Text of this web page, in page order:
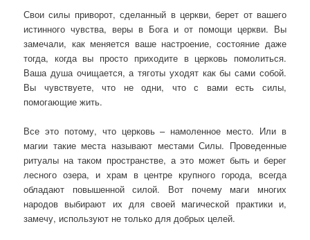
Свои силы приворот, сделанный в церкви, берет от вашего
истинного чувства, веры в Бога и от помощи церкви. Вы
замечали, как меняется ваше настроение, состояние даже
тогда, когда вы просто приходите в церковь помолиться.
Ваша душа очищается, а тяготы уходят как бы сами собой.
Вы чувствуете, что не одни, что с вами есть силы,
помогающие жить.
Все это потому, что церковь – намоленное место. Или в
магии такие места называют местами Силы. Проведенные
ритуалы на таком пространстве, а это может быть и берег
лесного озера, и храм в центре крупного города, всегда
обладают повышенной силой. Вот почему маги многих
народов выбирают их для своей магической практики и,
замечу, используют не только для добрых целей.